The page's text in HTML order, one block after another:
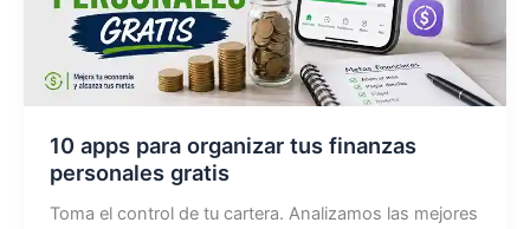
10 apps para organizar tus finanzas
personales gratis
Toma el control de tu cartera. Analizamos las mejores